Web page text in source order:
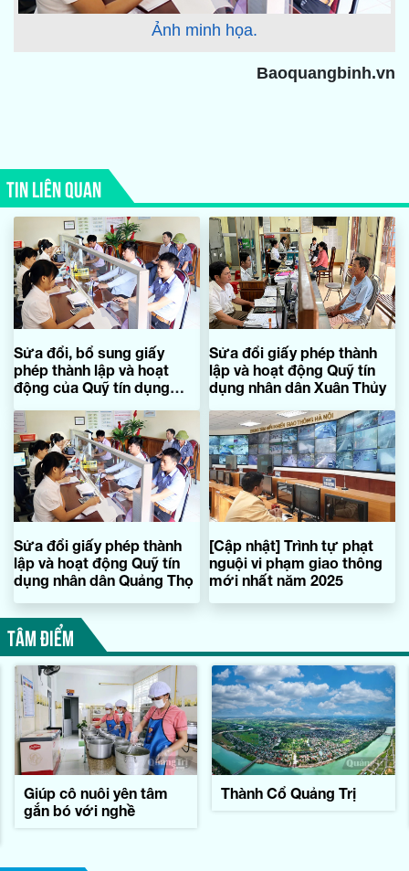
Ảnh minh họa.
Baoquangbinh.vn
TIN LIÊN QUAN
Sửa đổi, bổ sung giấy
phép thành lập và hoạt
động của Quỹ tín dụng
Sửa đổi giấy phép thành
lập và hoạt động Quỹ tín
dụng nhân dân Xuân Thủy
Sửa đổi giấy phép thành
lập và hoạt động Quỹ tín
dụng nhân dân Quảng Thọ
[Cập nhật] Trình tự phạt
nguội vi phạm giao thông
mới nhất năm 2025
TÂM ĐIỂM
Giúp cô nuôi yên tâm
gắn bó với nghề
Thành Cổ Quảng Trị